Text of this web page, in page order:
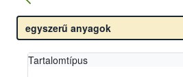
Tartalomtípus